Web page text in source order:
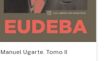
Manuel Ugarte. Tomo II